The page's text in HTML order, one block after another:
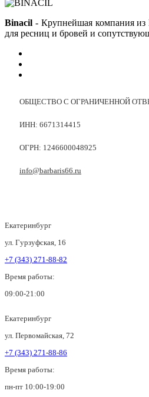
Binacil - Крупнейшая компания из
для ресниц и бровей и
ОБЩЕСТВО С ОГРАНИЧЕННОЙ
ИНН: 6671314415
ОГРН: 1246600048925
info@barbaris66.ru
Екатеринбург
ул. Гурзуфская, 16
+7 (343) 271-88-82
Время работы:
09:00-21:00
Екатеринбург
ул. Первомайская, 72
+7 (343) 271-88-86
Время работы:
пн-пт 10:00-19:00